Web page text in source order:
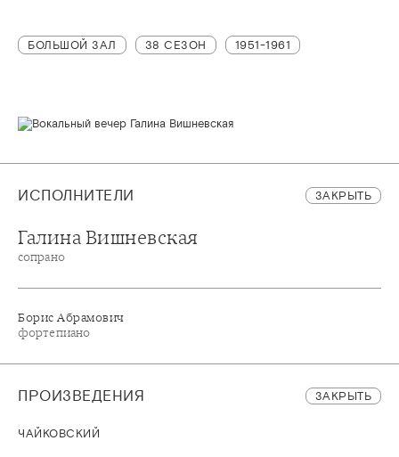
БОЛЬШОЙ ЗАЛ 38 СЕЗОН 1951-1961
ИСПОЛНИТЕЛИ ЗАКРЫТЬ
Галина Вишневская
сопрано
Борис Абрамович
фортепиано
ПРОИЗВЕДЕНИЯ ЗАКРЫТЬ
ЧАЙКОВСКИЙ